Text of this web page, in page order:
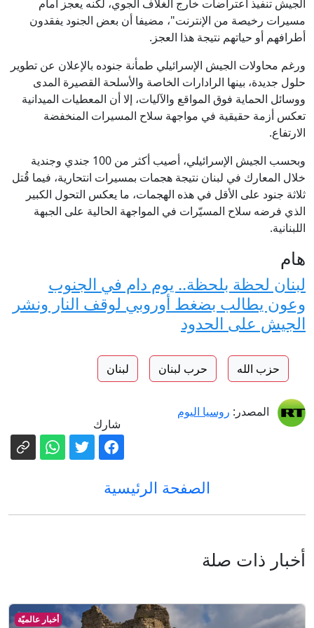
الجيش تنفيذ اعتراضات خارج الغلاف الجوي، لكنه يعجز أمام
مسيرات رخيصة من الإنترنت"، مضيفا أن بعض الجنود يفقدون
أطرافهم أو حياتهم نتيجة هذا العجز.
ورغم محاولات الجيش الإسرائيلي طمأنة جنوده بالإعلان عن تطوير
حلول جديدة، بينها الرادارات الخاصة والأسلحة القصيرة المدى
ووسائل الحماية فوق المواقع والآليات، إلا أن المعطيات الميدانية
تعكس أزمة حقيقية في مواجهة سلاح المسيرات المنخفضة
الارتفاع.
وبحسب الجيش الإسرائيلي، أصيب أكثر من 100 جندي وجندية
خلال المعارك في لبنان نتيجة هجمات بمسيرات انتحارية، فيما قُتل
ثلاثة جنود على الأقل في هذه الهجمات، ما يعكس التحول الكبير
الذي فرضه سلاح المسيّرات في المواجهة الحالية على الجبهة
اللبنانية.
هام
لبنان لحظة بلحظة.. يوم دام في الجنوب
وعون يطالب بضغط أوروبي لوقف النار ونشر
الجيش على الحدود
حزب الله حرب لبنان لبنان
المصدر: روسيا اليوم
شارك
الصفحة الرئيسية
أخبار ذات صلة
أخبار عالميّة